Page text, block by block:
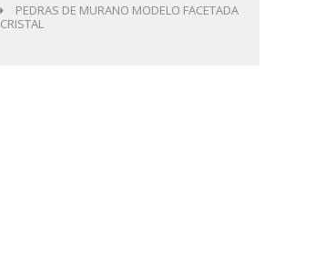
PEDRAS DE MURANO MODELO FACETADA
CRISTAL